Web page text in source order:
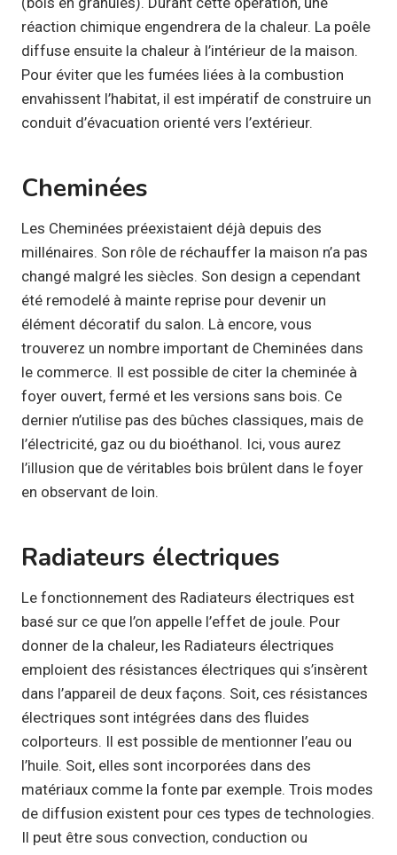
réaction chimique engendrera de la chaleur. La poêle
diffuse ensuite la chaleur à l’intérieur de la maison.
Pour éviter que les fumées liées à la combustion
envahissent l’habitat, il est impératif de construire un
conduit d’évacuation orienté vers l’extérieur.
Cheminées
Les Cheminées préexistaient déjà depuis des
millénaires. Son rôle de réchauffer la maison n’a pas
changé malgré les siècles. Son design a cependant
été remodelé à mainte reprise pour devenir un
élément décoratif du salon. Là encore, vous
trouverez un nombre important de Cheminées dans
le commerce. Il est possible de citer la cheminée à
foyer ouvert, fermé et les versions sans bois. Ce
dernier n’utilise pas des bûches classiques, mais de
l’électricité, gaz ou du bioéthanol. Ici, vous aurez
l’illusion que de véritables bois brûlent dans le foyer
en observant de loin.
Radiateurs électriques
Le fonctionnement des Radiateurs électriques est
basé sur ce que l’on appelle l’effet de joule. Pour
donner de la chaleur, les Radiateurs électriques
emploient des résistances électriques qui s’insèrent
dans l’appareil de deux façons. Soit, ces résistances
électriques sont intégrées dans des fluides
colporteurs. Il est possible de mentionner l’eau ou
l’huile. Soit, elles sont incorporées dans des
matériaux comme la fonte par exemple. Trois modes
de diffusion existent pour ces types de technologies.
Il peut être sous convection, conduction ou